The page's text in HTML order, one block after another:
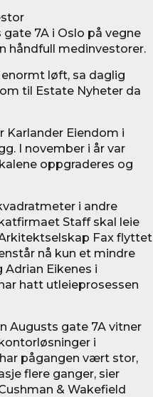
7A i Oslo på vegne
håndfull medinvestorer.
løft, sa daglig
til Estate Nyheter da
Eiendom i
I november i år var
oppgraderes og
i andre
Staff skal leie
Fax flyttet
nå kun et mindre
Adrian Eikenes i
hatt utleieprosessen
Augusts gate 7A vitner
i
pågangen vært stor,
flere ganger, sier
& Wakefield